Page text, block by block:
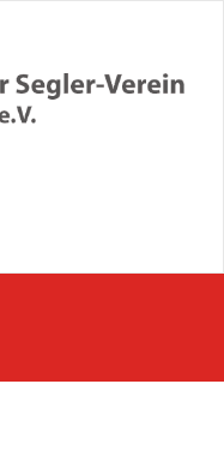
UMSCHALTEN